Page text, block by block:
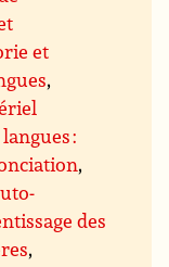
et
,
:
,
des
,